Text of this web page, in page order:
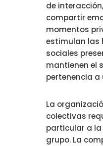
de
compartir
momentos
estimulan las
sociales
mantienen el
pertenencia
La
colectivas
particular a
grupo. La